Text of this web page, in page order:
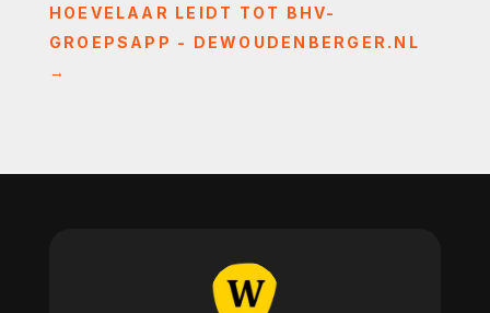
HOEVELAAR LEIDT TOT BHV-
GROEPSAPP - DEWOUDENBERGER.NL
→